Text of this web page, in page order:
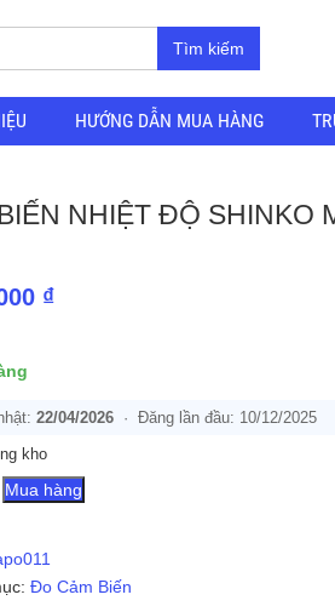
Tìm kiếm
HƯỚNG DẪN MUA HÀNG
NHIỆT ĐỘ SHINKO
₫
22/04/2026· Đăng lần đầu: 10/12/2025
kho
Mua hàng
Đo Cảm Biến